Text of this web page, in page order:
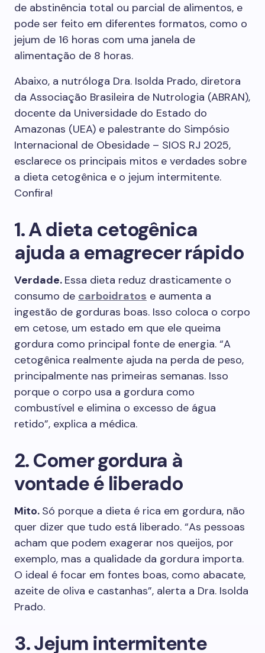
de abstinência total ou parcial de alimentos, e
pode ser feito em diferentes formatos, como o
jejum de 16 horas com uma janela de
alimentação de 8 horas.
Abaixo, a nutróloga Dra. Isolda Prado, diretora
da Associação Brasileira de Nutrologia (ABRAN),
docente da Universidade do Estado do
Amazonas (UEA) e palestrante do Simpósio
Internacional de Obesidade – SIOS RJ 2025,
esclarece os principais mitos e verdades sobre
a dieta cetogênica e o jejum intermitente.
Confira!
1. A dieta cetogênica
ajuda a emagrecer rápido
Verdade. Essa dieta reduz drasticamente o
consumo de carboidratos e aumenta a
ingestão de gorduras boas. Isso coloca o corpo
em cetose, um estado em que ele queima
gordura como principal fonte de energia. “A
cetogênica realmente ajuda na perda de peso,
principalmente nas primeiras semanas. Isso
porque o corpo usa a gordura como
combustível e elimina o excesso de água
retido”, explica a médica.
2. Comer gordura à
vontade é liberado
Mito. Só porque a dieta é rica em gordura, não
quer dizer que tudo está liberado. “As pessoas
acham que podem exagerar nos queijos, por
exemplo, mas a qualidade da gordura importa.
O ideal é focar em fontes boas, como abacate,
azeite de oliva e castanhas”, alerta a Dra. Isolda
Prado.
3. Jejum intermitente